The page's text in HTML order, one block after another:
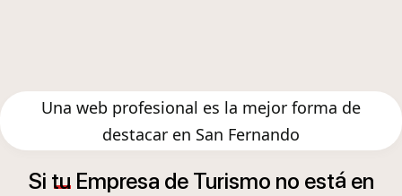
Una web profesional es la mejor forma de
destacar en San Fernando
Si tu Empresa de Turismo no está en